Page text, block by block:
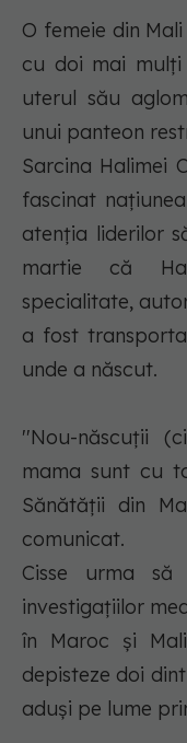
O femeie din
cu doi mai mulţi
uterul său
unui panteon
Sarcina Halimei
fascinat
atenţia liderilor
martie că
specialitate,
a fost
unde a născut.
''Nou-născuţii
mama sunt cu
Sănătăţii din
comunicat.
Cisse urma
investigaţiilor
în Maroc şi
depisteze doi
aduşi pe lume